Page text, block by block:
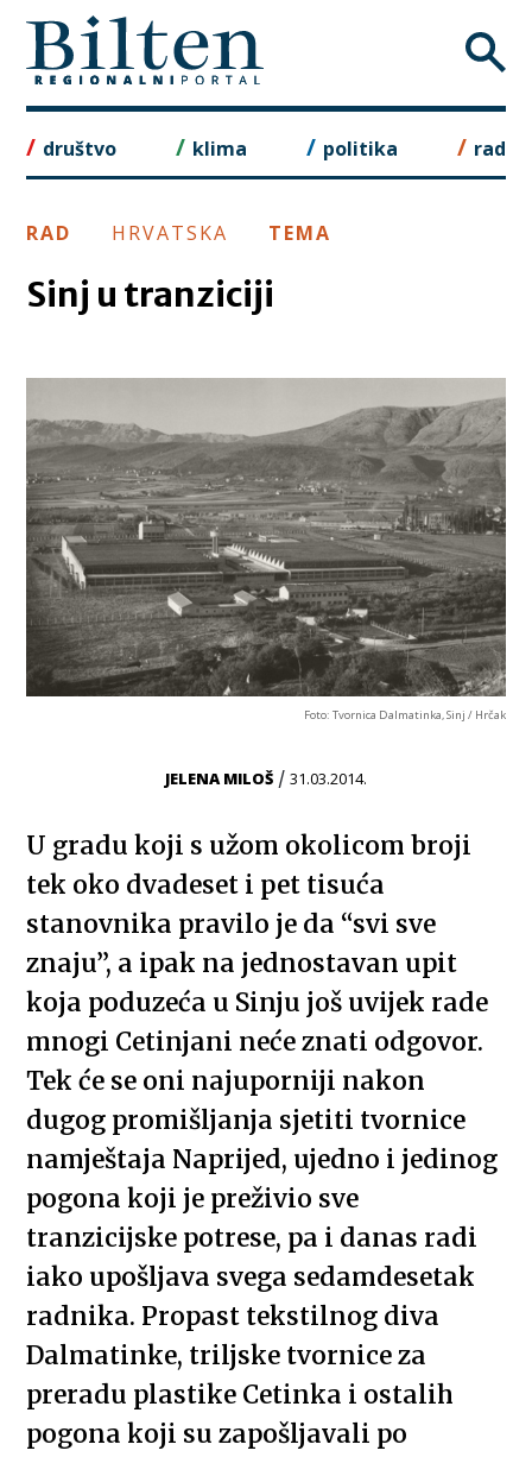
to
content
društvo klima politika rad
RAD HRVATSKA TEMA
Sinj u tranziciji
Foto: Tvornica Dalmatinka, Sinj / Hrčak
JELENA MILOŠ / 31.03.2014.
U gradu koji s užom okolicom broji
tek oko dvadeset i pet tisuća
stanovnika pravilo je da “svi sve
znaju”, a ipak na jednostavan upit
koja poduzeća u Sinju još uvijek rade
mnogi Cetinjani neće znati odgovor.
Tek će se oni najuporniji nakon
dugog promišljanja sjetiti tvornice
namještaja Naprijed, ujedno i jedinog
pogona koji je preživio sve
tranzicijske potrese, pa i danas radi
iako upošljava svega sedamdesetak
radnika. Propast tekstilnog diva
Dalmatinke, triljske tvornice za
preradu plastike Cetinka i ostalih
pogona koji su zapošljavali po